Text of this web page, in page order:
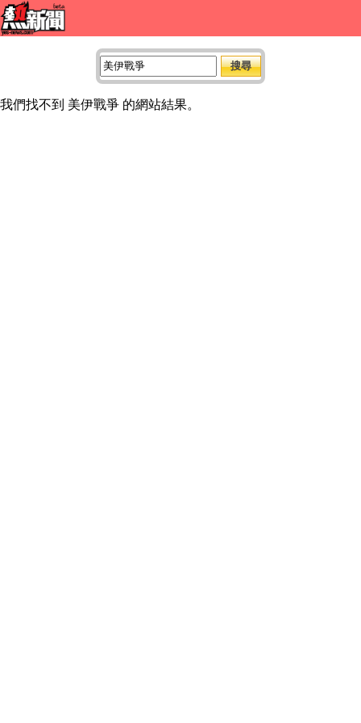
我們找不到 美伊戰爭 的網站結果。